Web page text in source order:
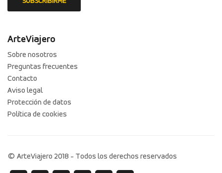
ArteViajero
Sobre nosotros
Preguntas frecuentes
Contacto
Aviso legal
Protección de datos
Política de cookies
© ArteViajero 2018 - Todos los derechos reservados